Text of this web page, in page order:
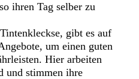
ihren Tag selber zu
gibt es auf
um einen guten
Hier arbeiten
und stimmen ihre